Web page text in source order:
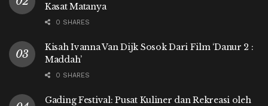
Kasat Matanya
0 SHARES
Kisah Ivanna Van Dijk Sosok Dari Film ‘Danur 2 :
Maddah’
0 SHARES
Gading Festival: Pusat Kuliner dan Rekreasi oleh